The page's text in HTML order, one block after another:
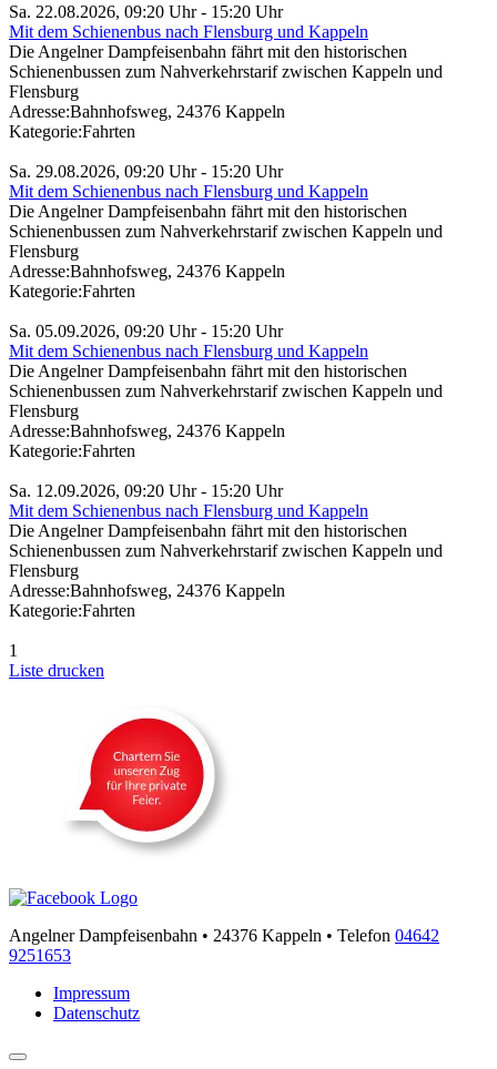
Sa. 22.08.2026, 09:20 Uhr - 15:20 Uhr
Mit dem Schienenbus nach Flensburg und Kappeln
Die Angelner Dampfeisenbahn fährt mit den historischen
Schienenbussen zum Nahverkehrstarif zwischen Kappeln und
Flensburg
Adresse:Bahnhofsweg, 24376 Kappeln
Kategorie:Fahrten
Sa. 29.08.2026, 09:20 Uhr - 15:20 Uhr
Mit dem Schienenbus nach Flensburg und Kappeln
Die Angelner Dampfeisenbahn fährt mit den historischen
Schienenbussen zum Nahverkehrstarif zwischen Kappeln und
Flensburg
Adresse:Bahnhofsweg, 24376 Kappeln
Kategorie:Fahrten
Sa. 05.09.2026, 09:20 Uhr - 15:20 Uhr
Mit dem Schienenbus nach Flensburg und Kappeln
Die Angelner Dampfeisenbahn fährt mit den historischen
Schienenbussen zum Nahverkehrstarif zwischen Kappeln und
Flensburg
Adresse:Bahnhofsweg, 24376 Kappeln
Kategorie:Fahrten
Sa. 12.09.2026, 09:20 Uhr - 15:20 Uhr
Mit dem Schienenbus nach Flensburg und Kappeln
Die Angelner Dampfeisenbahn fährt mit den historischen
Schienenbussen zum Nahverkehrstarif zwischen Kappeln und
Flensburg
Adresse:Bahnhofsweg, 24376 Kappeln
Kategorie:Fahrten
1
Liste drucken
Angelner Dampfeisenbahn • 24376 Kappeln • Telefon 04642
9251653
Impressum
Datenschutz